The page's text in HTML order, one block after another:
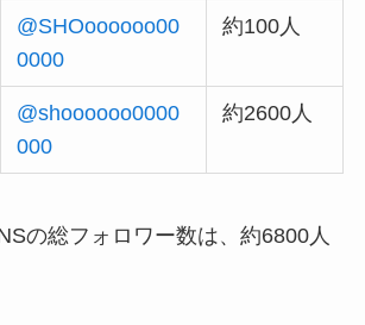
@SHOoooooo00
0000
約100人
@shoooooo0000
000
約2600人
の総フォロワー数は、約6800人